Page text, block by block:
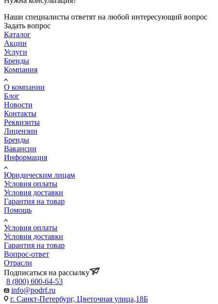
Наши специалисты ответят на любой интересующий вопрос
Задать вопрос
Каталог
Акции
Услуги
Бренды
Компания
О компании
Блог
Новости
Контакты
Реквизиты
Лицензии
Бренды
Вакансии
Информация
Юридическим лицам
Условия оплаты
Условия доставки
Гарантия на товар
Помощь
Условия оплаты
Условия доставки
Гарантия на товар
Вопрос-ответ
Отрасли
Подписаться на рассылку
8 (800) 600-64-53
info@podrf.ru
г. Санкт-Петербург, Цветочная улица,18Б